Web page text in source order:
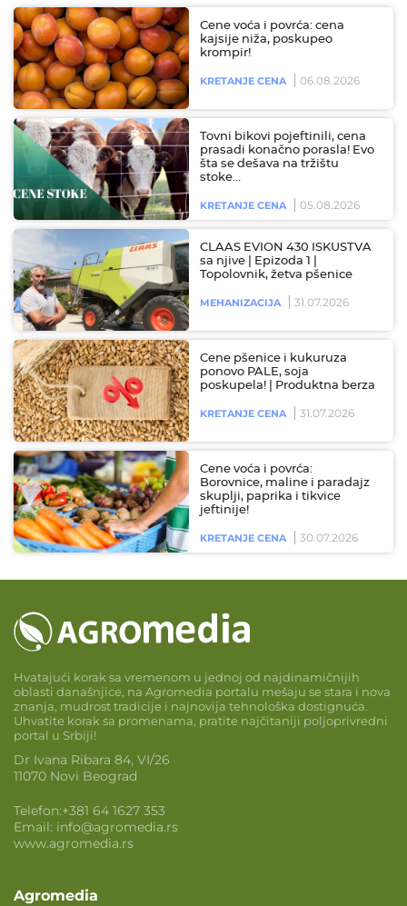
Cene voća i povrća: cena
kajsije niža, poskupeo
krompir!
KRETANJE CENA 06.08.2026
Tovni bikovi pojeftinili, cena
prasadi konačno porasla! Evo
šta se dešava na tržištu
stoke…
KRETANJE CENA 05.08.2026
CLAAS EVION 430 ISKUSTVA
sa njive | Epizoda 1 |
Topolovnik, žetva pšenice
MEHANIZACIJA 31.07.2026
Cene pšenice i kukuruza
ponovo PALE, soja
poskupela! | Produktna berza
KRETANJE CENA 31.07.2026
Cene voća i povrća:
Borovnice, maline i paradajz
skuplji, paprika i tikvice
jeftinije!
KRETANJE CENA 30.07.2026
Hvatajući korak sa vremenom u jednoj od najdinamičnijih
oblasti današnjice, na Agromedia portalu mešaju se stara i nova
znanja, mudrost tradicije i najnovija tehnološka dostignuća.
Uhvatite korak sa promenama, pratite najčitaniji poljoprivredni
portal u Srbiji!
Dr Ivana Ribara 84, VI/26
11070 Novi Beograd
Telefon:+381 64 1627 353
Email: info@agromedia.rs
www.agromedia.rs
Agromedia